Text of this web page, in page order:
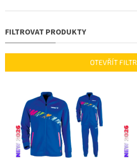
p
r
o
u
OTEVŘÍT FILTR